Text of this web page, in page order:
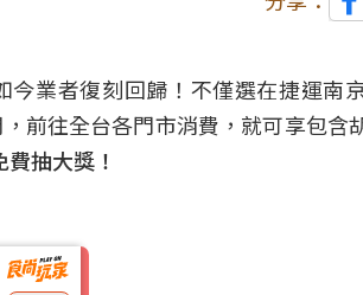
業者復刻回歸！不僅選在捷運南
前往全台各門市消費，就可享包含
抽大獎！